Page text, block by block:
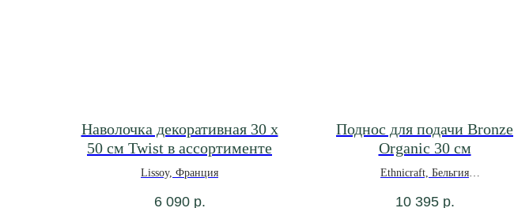
Наволочка декоративная 30 х
50 см Twist в ассортименте
Lissoy, Франция
6 090 р.
Поднос для подачи Bronze
Organic 30 см
Ethnicraft, Бельгия
10 395 р.